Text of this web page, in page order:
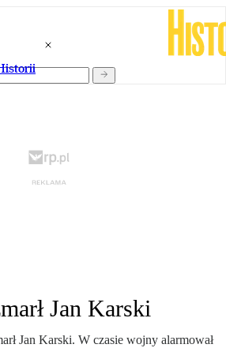
Jan Karski
Jan Karski. W czasie wojny alarmował